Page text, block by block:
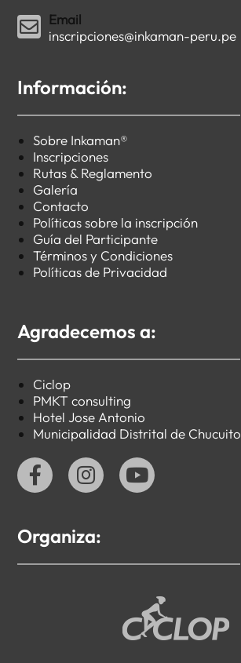
Email
inscripciones@inkaman-peru.pe
Información:
Sobre Inkaman®
Inscripciones
Rutas & Reglamento
Galería
Contacto
Políticas sobre la inscripción
Guía del Participante
Términos y Condiciones
Políticas de Privacidad
Agradecemos a:
Ciclop
PMKT consulting
Hotel Jose Antonio
Municipalidad Distrital de Chucuito
Organiza: